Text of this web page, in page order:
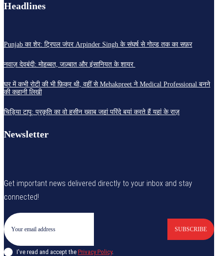
Headlines
Punjab का शेर: ट्रिपल जंपर Arpinder Singh के संघर्ष से गोल्ड तक का सफ़र
नवाज़ देवबंदी: मोहब्बत, जज़्बात और इंसानियत के शायर
घर में कभी रोटी की भी फ़िक्र थी, वहीं से Mehakpreet ने Medical Professional बनने
की कहानी लिखी
चिड़िया टापू: प्रकृति का वो हसीन ख्वाब जहां परिंदे बयां करते हैं यहां के राज़
Newsletter
Get important news delivered directly to your inbox and stay
connected!
SUBSCRIBE
I've read and accept the Privacy Policy.